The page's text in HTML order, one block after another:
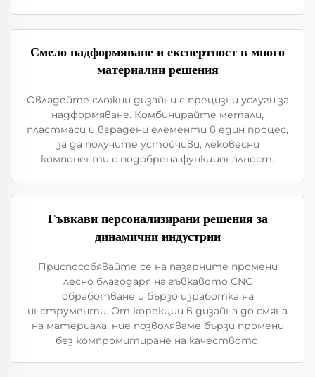
Смело надформяване и експертност в много
материални решения
Овладейте сложни дизайни с прецизни услуги за
надформяване. Комбинирайте метали,
пластмаси и вградени елементи в един процес,
за да получите устойчиви, лековесни
компоненти с подобрена функционалност.
Гъвкави персонализирани решения за
динамични индустрии
Приспособявайте се на пазарните промени
лесно благодаря на гъвкавото CNC
обработване и бързо изработка на
инструменти. От корекции в дизайна до смяна
на материала, ние позволяваме бързи промени
без компромитиране на качеството.